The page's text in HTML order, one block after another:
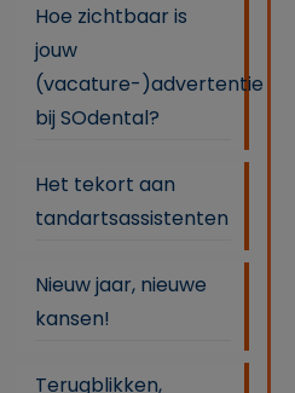
Hoe zichtbaar is
jouw
(vacature-)advertentie
bij SOdental?
Het tekort aan
tandartsassistenten
Nieuw jaar, nieuwe
kansen!
Terugblikken,